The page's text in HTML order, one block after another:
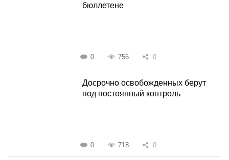
бюллетене
0 756 0
Досрочно освобожденных берут
под постоянный контроль
0 718 0